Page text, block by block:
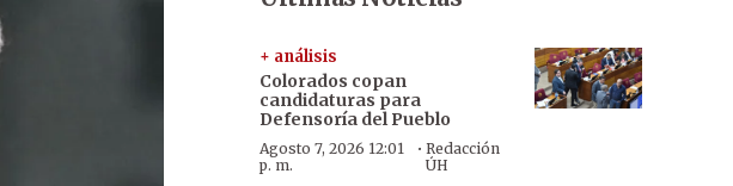
+ análisis
Colorados copan
candidaturas para
Defensoría del Pueblo
Agosto 7, 2026 12:01
p. m.
· Redacción
ÚH